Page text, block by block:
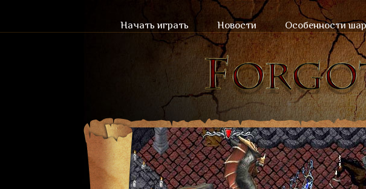
Начать играть Новости Особенности